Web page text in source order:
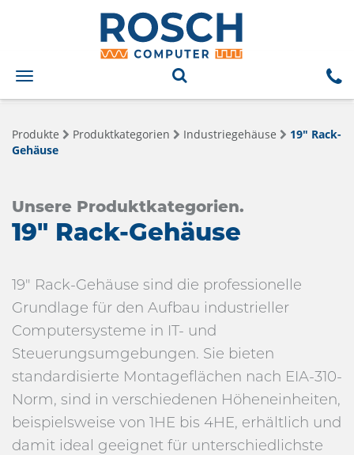
Toggle
navigation
Produkte Produktkategorien Industriegehäuse
19" Rack-
Gehäuse
Unsere Produktkategorien.
19" Rack-Gehäuse
19" Rack-Gehäuse sind die professionelle
Grundlage für den Aufbau industrieller
Computersysteme in IT- und
Steuerungsumgebungen. Sie bieten
standardisierte Montageflächen nach EIA-310-
Norm, sind in verschiedenen Höheneinheiten,
beispielsweise von 1HE bis 4HE, erhältlich und
damit ideal geeignet für unterschiedlichste